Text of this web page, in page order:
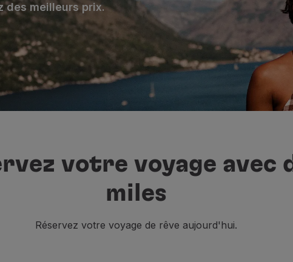
des meilleurs prix.
votre voyage avec
miles
Réservez votre voyage de rêve aujourd'hui.